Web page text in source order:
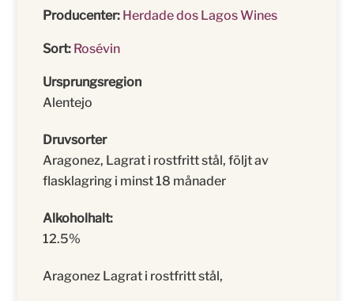
Producenter: Herdade dos Lagos Wines
Sort: Rosévin
Ursprungsregion
Alentejo
Druvsorter
Aragonez, Lagrat i rostfritt stål, följt av
flasklagring i minst 18 månader
Alkoholhalt:
12.5%
Aragonez Lagrat i rostfritt stål,